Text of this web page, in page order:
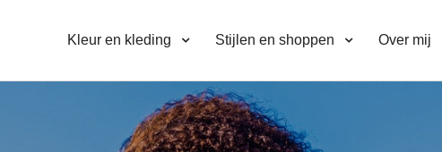
Kleur en kleding Stijlen en shoppen Over mij